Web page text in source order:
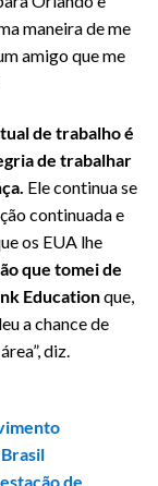
maneira de me
amigo que me
de trabalho é
de trabalhar
Ele continua se
continuada e
os EUA lhe
que tomei de
Educationque,
a chance de
diz.
de